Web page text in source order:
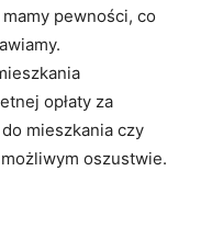
pewności, co
opłaty za
mieszkania czy
oszustwie.